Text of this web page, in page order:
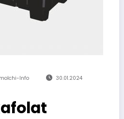
Info 30.01.2024